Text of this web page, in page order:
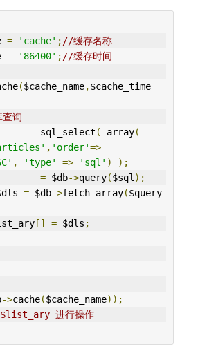
= 'cache' ; //缓存名称
= '86400' ; //缓存时间
($cache_name,$cache_time
询
= sql_select ( array(
, 'order'=>
, 'type' => 'sql' )
);
= $db->query($sql );
= $db->fetch_array($query
$list_ary
[] = $dls ;
->cache($cache_name));
$list_ary 进行操作